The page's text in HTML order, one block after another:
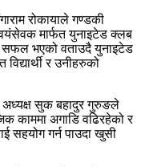
रोकायाले गण्डकी
मार्फत युनाइटेड क्लब
सफल भएको वताउदै युनाइटेड
र उनीहरुको
अध्यक्ष सुक बहादुर गुरुङले
काममा अगाडि वढिरहेको र
सहयोग गर्न पाउदा खुसी